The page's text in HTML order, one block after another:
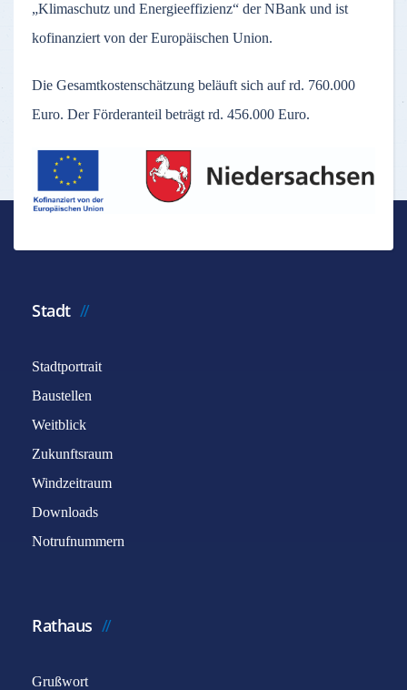
„Klimaschutz und Energieeffizienz“ der NBank und ist
kofinanziert von der Europäischen Union.
Die Gesamtkostenschätzung beläuft sich auf rd. 760.000
Euro. Der Förderanteil beträgt rd. 456.000 Euro.
Stadt
Stadtportrait
Baustellen
Weitblick
Zukunftsraum
Windzeitraum
Downloads
Notrufnummern
Rathaus
Grußwort